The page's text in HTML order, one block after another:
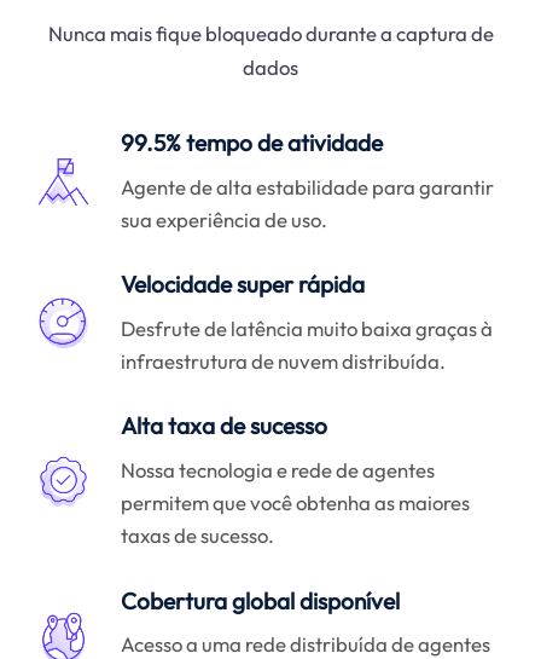
Nunca mais fique bloqueado durante a captura de
dados
99.5% tempo de atividade
Agente de alta estabilidade para garantir
sua experiência de uso.
Velocidade super rápida
Desfrute de latência muito baixa graças à
infraestrutura de nuvem distribuída.
Alta taxa de sucesso
Nossa tecnologia e rede de agentes
permitem que você obtenha as maiores
taxas de sucesso.
Cobertura global disponível
Acesso a uma rede distribuída de agentes